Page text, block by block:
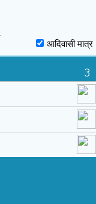
आदिवासी मात्र
3